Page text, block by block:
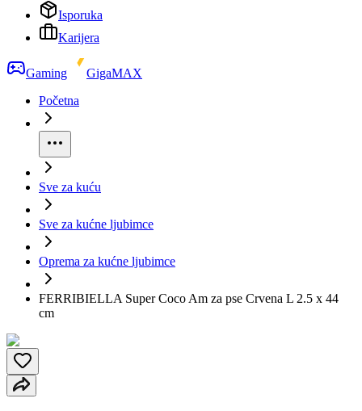
Isporuka
Karijera
Gaming
GigaMAX
Početna
Sve za kuću
Sve za kućne ljubimce
Oprema za kućne ljubimce
FERRIBIELLA Super Coco Am za pse Crvena L 2.5 x 44
cm